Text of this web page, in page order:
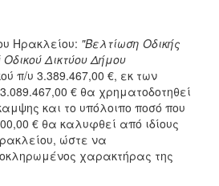
Ηρακλείου: "Βελτίωση Οδικής
Δικτύου Δήμου
π/υ 3.389.467,00 €, εκ των
€ θα χρηματοδοτηθεί
και το υπόλοιπο ποσό που
€ θα καλυφθεί από ιδίους
ώστε να
χαρακτήρας της